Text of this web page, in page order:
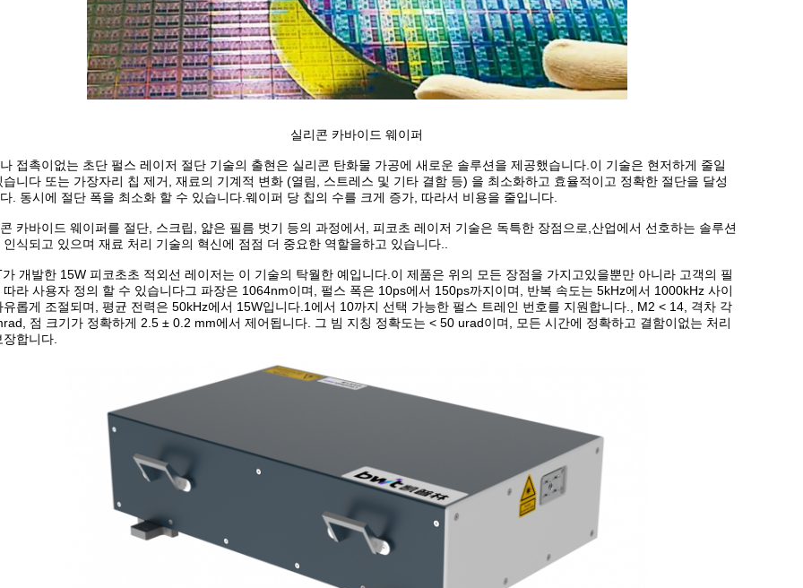
실리콘 카바이드 웨이퍼
접촉이없는 초단 펄스 레이저 절단 기술의 출현은 실리콘 탄화물 가공에 새로운 솔루션을 제공했습니다.이 기술은 현저하게 줄일
습니다 또는 가장자리 칩 제거, 재료의 기계적 변화 (열림, 스트레스 및 기타 결함 등) 을 최소화하고 효율적이고 정확한 절단을 달성
. 동시에 절단 폭을 최소화 할 수 있습니다.웨이퍼 당 칩의 수를 크게 증가, 따라서 비용을 줄입니다.
카바이드 웨이퍼를 절단, 스크립, 얇은 필름 벗기 등의 과정에서, 피코초 레이저 기술은 독특한 장점으로,산업에서 선호하는 솔루션
인식되고 있으며 재료 처리 기술의 혁신에 점점 더 중요한 역할을하고 있습니다..
가 개발한 15W 피코초초 적외선 레이저는 이 기술의 탁월한 예입니다.이 제품은 위의 모든 장점을 가지고있을뿐만 아니라 고객의 필
따라 사용자 정의 할 수 있습니다그 파장은 1064nm이며, 펄스 폭은 10ps에서 150ps까지이며, 반복 속도는 5kHz에서 1000kHz 사이
유롭게 조절되며, 평균 전력은 50kHz에서 15W입니다.1에서 10까지 선택 가능한 펄스 트레인 번호를 지원합니다., M2 < 14, 격차 각
점 크기가 정확하게 2.5 ± 0.2 mm에서 제어됩니다. 그 빔 지칭 정확도는 < 50 urad이며, 모든 시간에 정확하고 결함이없는 처리
장합니다.